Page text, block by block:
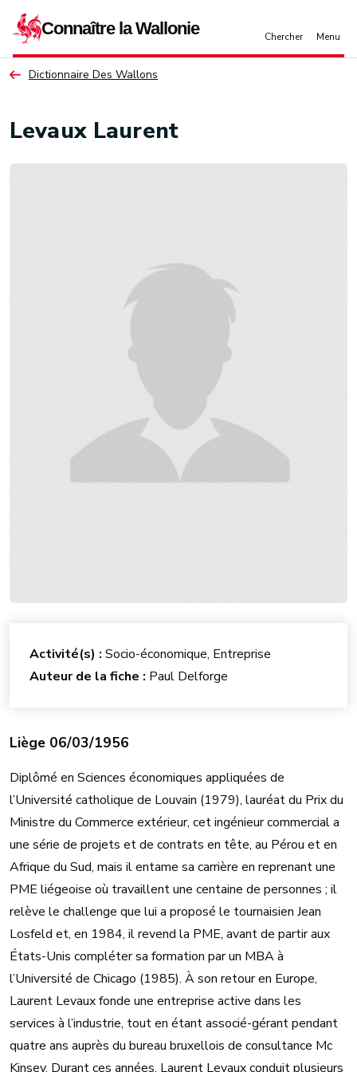
Dictionnaire Des Wallons
Levaux Laurent
Liège 06/03/1956
Diplômé en Sciences économiques appliquées de
l’Université catholique de Louvain (1979), lauréat du Prix du
Ministre du Commerce extérieur, cet ingénieur commercial a
une série de projets et de contrats en tête, au Pérou et en
Afrique du Sud, mais il entame sa carrière en reprenant une
PME liégeoise où travaillent une centaine de personnes ; il
relève le challenge que lui a proposé le tournaisien Jean
Losfeld et, en 1984, il revend la PME, avant de partir aux
États-Unis compléter sa formation par un MBA à
l’Université de Chicago (1985). À son retour en Europe,
Laurent Levaux fonde une entreprise active dans les
services à l’industrie, tout en étant associé-gérant pendant
quatre ans auprès du bureau bruxellois de consultance Mc
Kinsey. Durant ces années, Laurent Levaux conduit plusieurs
Activité(s) : Socio-économique, Entreprise
Auteur de la fiche : Paul Delforge